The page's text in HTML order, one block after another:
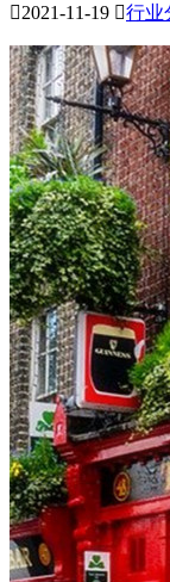
2021-11-19 行业